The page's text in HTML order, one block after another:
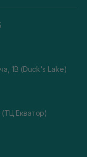
1В (Duck's Lake)
(ТЦ Екватор)